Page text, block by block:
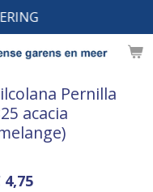
Pernilla
acacia
4,75